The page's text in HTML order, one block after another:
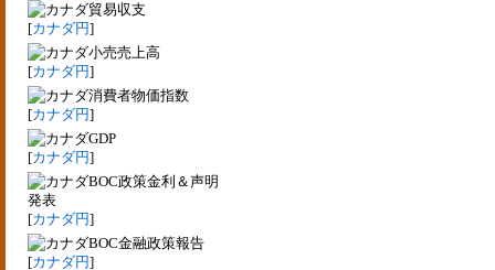
貿易収支
[カナダ円]
小売売上高
[カナダ円]
消費者物価指数
[カナダ円]
GDP
[カナダ円]
BOC政策金利＆声明
発表
[カナダ円]
BOC金融政策報告
[カナダ円]